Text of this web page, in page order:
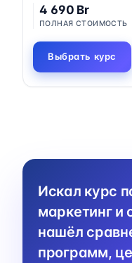
4 690 Br
ПОЛНАЯ СТОИМОСТЬ
Выбрать курс
Искал курс
маркетинг и
нашёл
программ,